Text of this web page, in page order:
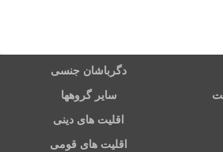
دگرباشان جنسی
سایر گروهها
اقلیت های دینی
اقلیت های قومی